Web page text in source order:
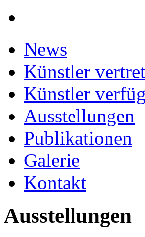
News
Künstler
Künstler
Ausstellungen
Publikationen
Galerie
Kontakt
Ausstellungen